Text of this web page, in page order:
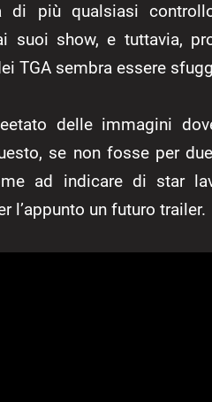
di più qualsiasi
suoi show, e tuttavia,
TGA sembra essere
delle immagini
se non fosse per
ad indicare di star
l’appunto un futuro trailer.